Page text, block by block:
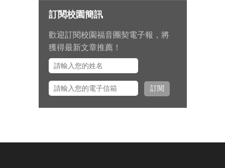
為節目內容的安排和報名推動禱
告。
九月 15 日至十月 2 日期間，總幹事
左心泰牧師將與團契部主任陳怡安
傳道、大學事工組主任田正平傳道
友並舉辦校園之友會，願主看顧出
訂閱校園簡訊
歡迎訂閱校園福音團契電子報，將
獲得最新文章推薦！
訂閱